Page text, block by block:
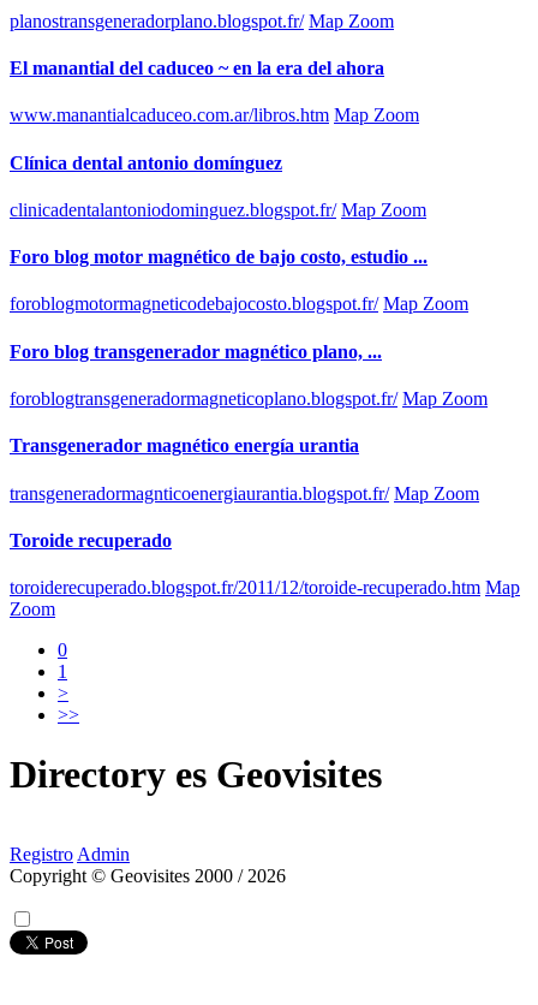
planostransgeneradorplano.blogspot.fr/ Map Zoom
El manantial del caduceo ~ en la era del ahora
www.manantialcaduceo.com.ar/libros.htm Map Zoom
Clínica dental antonio domínguez
clinicadentalantoniodominguez.blogspot.fr/ Map Zoom
Foro blog motor magnético de bajo costo, estudio ...
foroblogmotormagneticodebajocosto.blogspot.fr/ Map Zoom
Foro blog transgenerador magnético plano, ...
foroblogtransgeneradormagneticoplano.blogspot.fr/ Map Zoom
Transgenerador magnético energía urantia
transgeneradormagnticoenergiaurantia.blogspot.fr/ Map Zoom
Toroide recuperado
toroiderecuperado.blogspot.fr/2011/12/toroide-recuperado.htm Map
Zoom
0
1
>
>>
Directory es Geovisites
Registro Admin
Copyright © Geovisites 2000 / 2026